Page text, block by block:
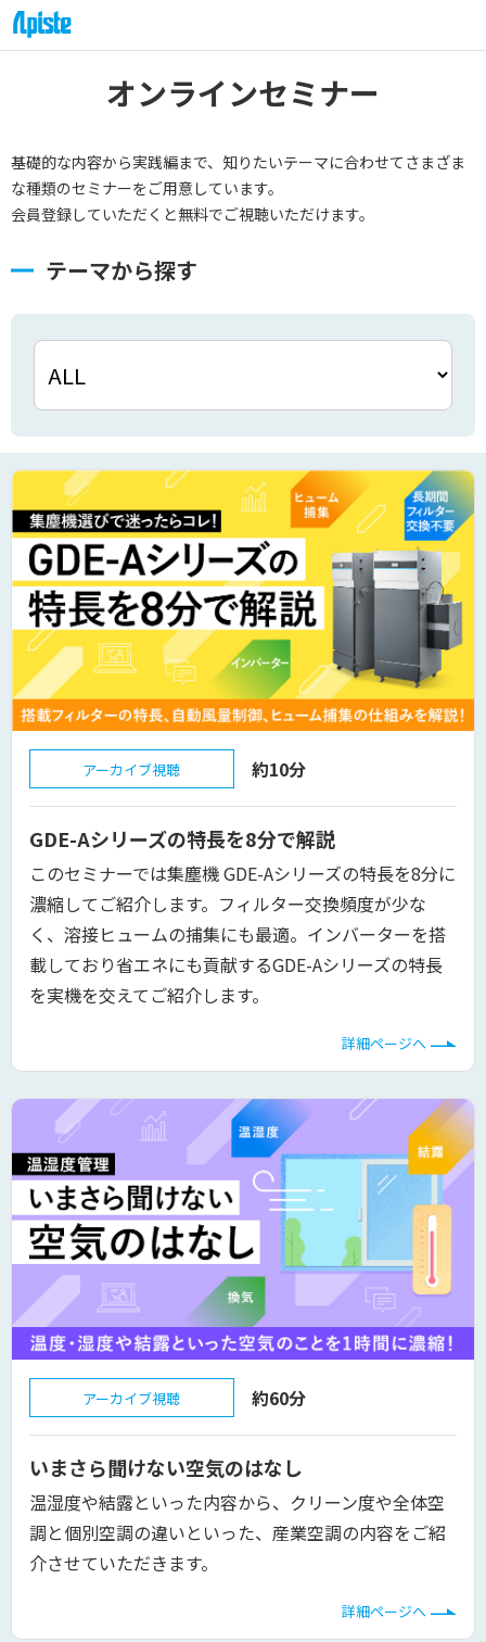
オンラインセミナー
基礎的な内容から実践編まで、知りたいテーマに合わせてさまざま
な種類のセミナーをご用意しています。
会員登録していただくと無料でご視聴いただけます。
テーマから探す
アーカイブ視聴 約10分
GDE-Aシリーズの特長を8分で解説
このセミナーでは集塵機 GDE-Aシリーズの特長を8分に
濃縮してご紹介します。フィルター交換頻度が少な
く、溶接ヒュームの捕集にも最適。インバーターを搭
載しており省エネにも貢献するGDE-Aシリーズの特長
を実機を交えてご紹介します。
詳細ページへ
アーカイブ視聴 約60分
いまさら聞けない空気のはなし
温湿度や結露といった内容から、クリーン度や全体空
調と個別空調の違いといった、産業空調の内容をご紹
介させていただきます。
詳細ページへ